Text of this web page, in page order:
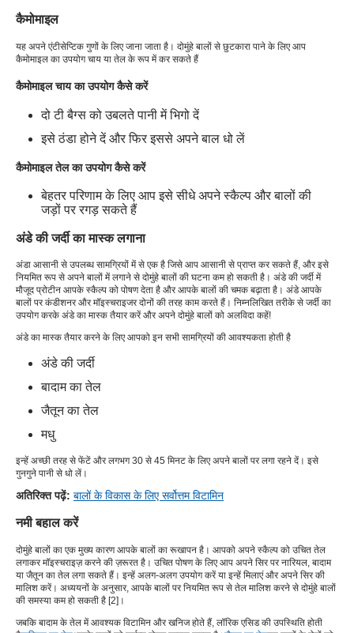
कैमोमाइल
यह अपने एंटीसेप्टिक गुणों के लिए जाना जाता है। दोमुंहे बालों से छुटकारा पाने के लिए आप
कैमोमाइल का उपयोग चाय या तेल के रूप में कर सकते हैं
कैमोमाइल चाय का उपयोग कैसे करें
दो टी बैग्स को उबलते पानी में भिगो दें
इसे ठंडा होने दें और फिर इससे अपने बाल धो लें
कैमोमाइल तेल का उपयोग कैसे करें
बेहतर परिणाम के लिए आप इसे सीधे अपने स्कैल्प और बालों की
जड़ों पर रगड़ सकते हैं
अंडे की जर्दी का मास्क लगाना
अंडा आसानी से उपलब्ध सामग्रियों में से एक है जिसे आप आसानी से प्राप्त कर सकते हैं, और इसे
नियमित रूप से अपने बालों में लगाने से दोमुंहे बालों की घटना कम हो सकती है। अंडे की जर्दी में
मौजूद प्रोटीन आपके स्कैल्प को पोषण देता है और आपके बालों की चमक बढ़ाता है। अंडे आपके
बालों पर कंडीशनर और मॉइस्चराइजर दोनों की तरह काम करते हैं। निम्नलिखित तरीके से जर्दी का
उपयोग करके अंडे का मास्क तैयार करें और अपने दोमुंहे बालों को अलविदा कहें!
अंडे का मास्क तैयार करने के लिए आपको इन सभी सामग्रियों की आवश्यकता होती है
अंडे की जर्दी
बादाम का तेल
जैतून का तेल
मधु
इन्हें अच्छी तरह से फेंटें और लगभग 30 से 45 मिनट के लिए अपने बालों पर लगा रहने दें। इसे
गुनगुने पानी से धो लें।
अतिरिक्त पढ़ें: बालों के विकास के लिए सर्वोत्तम विटामिन
नमी बहाल करें
दोमुंहे बालों का एक मुख्य कारण आपके बालों का रूखापन है। आपको अपने स्कैल्प को उचित तेल
लगाकर मॉइस्चराइज़ करने की ज़रूरत है। उचित पोषण के लिए आप अपने सिर पर नारियल, बादाम
या जैतून का तेल लगा सकते हैं। इन्हें अलग-अलग उपयोग करें या इन्हें मिलाएं और अपने सिर की
मालिश करें। अध्ययनों के अनुसार, आपके बालों पर नियमित रूप से तेल मालिश करने से दोमुंहे बालों
की समस्या कम हो सकती है [2]।
जबकि बादाम के तेल में आवश्यक विटामिन और खनिज होते हैं, लॉरिक एसिड की उपस्थिति होती